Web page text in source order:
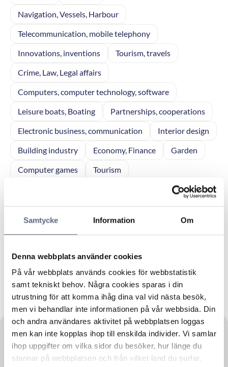
Samtycke Information Om
Denna webbplats använder cookies
På vår webbplats används cookies för webbstatistik
samt tekniskt behov. Några cookies sparas i din
utrustning för att komma ihåg dina val vid nästa besök,
men vi behandlar inte informationen på vår webbsida. Din
och andra användares aktivitet på webbplatsen loggas
men kan inte kopplas ihop till enskilda individer. Vi samlar
ihop uppgifter om vilka sidor du besöker, hur länge du
stannar på webbplatsen och från vilket land du surfar.
Navigation, Vessels, Harbour
Telecommunication, mobile telephony
Innovations, inventions
Tourism, travels
Crime, Law, Legal affairs
Computers, computer technology, software
Leisure boats, Boating
Partnerships, cooperations
Electronic business, communication
Interior design
Building industry
Economy, Finance
Garden
Computer games
Tourism
Home electronics
Police matters
Infrastructure, Communication
Municipal services
Reports
Forest Management
Consumer affairs
Legal affairs
Agriculture
Law 26 August, 2015